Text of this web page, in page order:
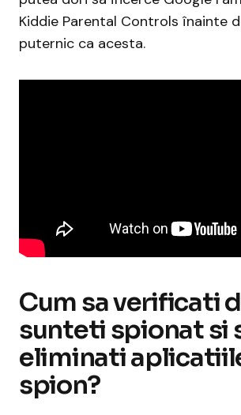
Kiddie Parental Controls înainte
puternic ca acesta.
Cum sa verificati
sunteti spionat si
eliminati
spion?